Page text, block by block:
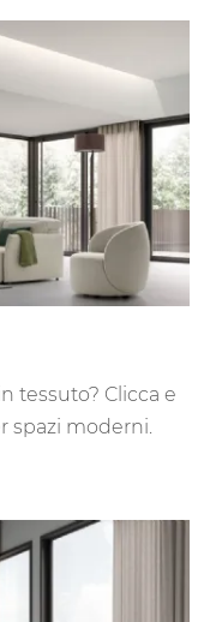
tessuto? Clicca e
spazi moderni.